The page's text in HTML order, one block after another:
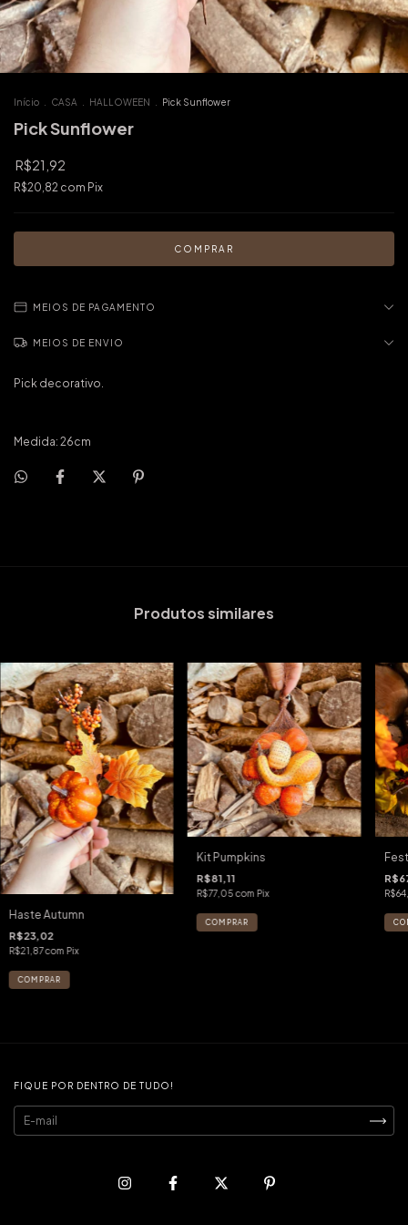
Início CASA HALLOWEEN Pick Sunflower
Pick Sunflower
R$21,92
R$20,82 com Pix
MEIOS DE PAGAMENTO
MEIOS DE ENVIO
Pick decorativo.
Medida: 26cm
Produtos similares
Haste Autumn
R$23,02
R$21,87com Pix
Kit Pumpkins
R$81,11
R$77,05com Pix
FIQUE POR DENTRO DE TUDO!